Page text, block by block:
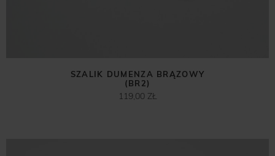
SZALIK DUMENZA BRĄZOWY
(BR2)
119,00 ZŁ